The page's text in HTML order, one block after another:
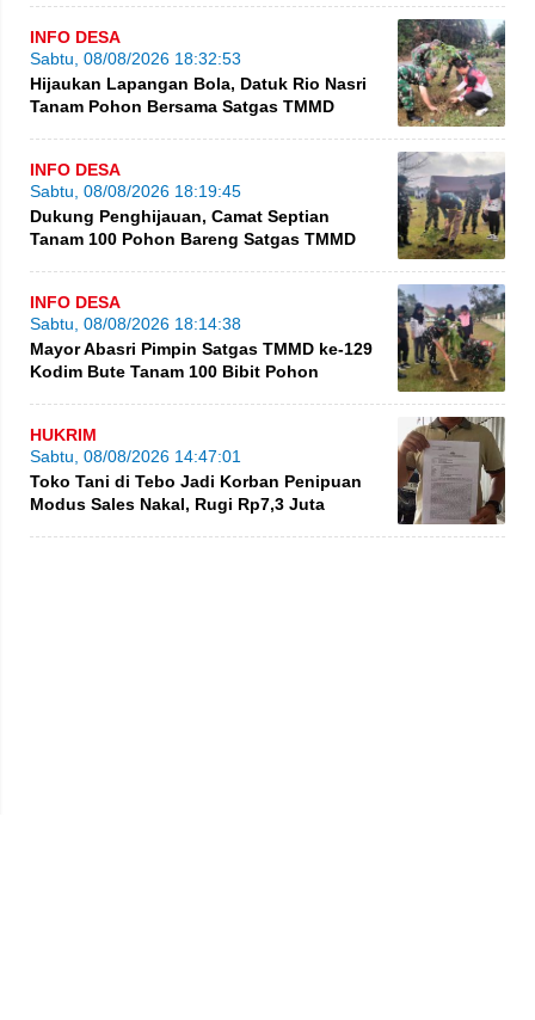
INFO DESA
Sabtu, 08/08/2026 18:32:53
Hijaukan Lapangan Bola, Datuk Rio Nasri
Tanam Pohon Bersama Satgas TMMD
INFO DESA
Sabtu, 08/08/2026 18:19:45
Dukung Penghijauan, Camat Septian
Tanam 100 Pohon Bareng Satgas TMMD
INFO DESA
Sabtu, 08/08/2026 18:14:38
Mayor Abasri Pimpin Satgas TMMD ke-129
Kodim Bute Tanam 100 Bibit Pohon
HUKRIM
Sabtu, 08/08/2026 14:47:01
Toko Tani di Tebo Jadi Korban Penipuan
Modus Sales Nakal, Rugi Rp7,3 Juta